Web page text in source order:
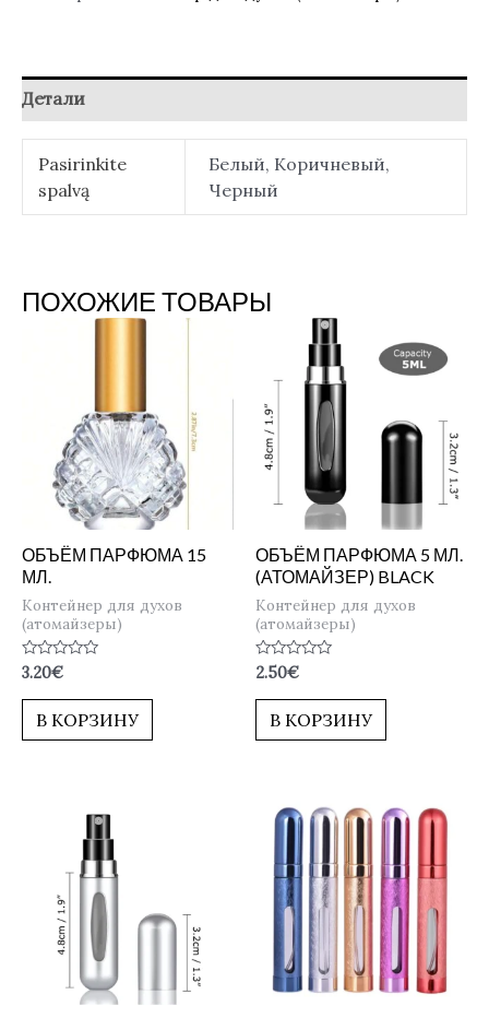
Детали
Pasirinkite
spalvą
Белый, Коричневый,
Черный
ПОХОЖИЕ ТОВАРЫ
ОБЪЁМ ПАРФЮМА 15
МЛ.
Контейнер для духов
(атомайзеры)
Оценка
из
3.20€
В КОРЗИНУ
ОБЪЁМ ПАРФЮМА 5 МЛ.
(АТОМАЙЗЕР) BLACK
Контейнер для духов
(атомайзеры)
Оценка
из
2.50€
В КОРЗИНУ